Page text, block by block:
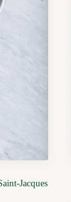
Jacques